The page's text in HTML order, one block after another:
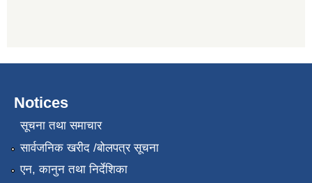
Notices
सूचना तथा समाचार
सार्वजनिक खरीद /बोलपत्र सूचना
एन, कानुन तथा निर्देशिका